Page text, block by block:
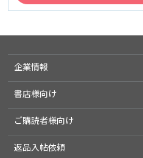
企業情報
書店様向け
ご購読者様向け
返品入帖依頼